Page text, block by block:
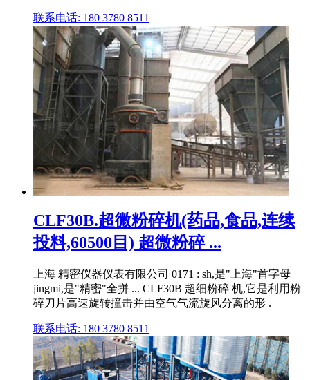
联系电话: 180 3780 8511
CLF30B.超微粉碎机(药品,食品,连续
投料,60500目) 超微粉碎 ...
上海 精密仪器仪表有限公司 0171 : sh,是"上海"首字母
jingmi,是"精密"全拼 ... CLF30B 超细粉碎 机,它是利用粉
碎刀片高速旋转撞击并由空气气流旋风分离的形 .
联系电话: 180 3780 8511